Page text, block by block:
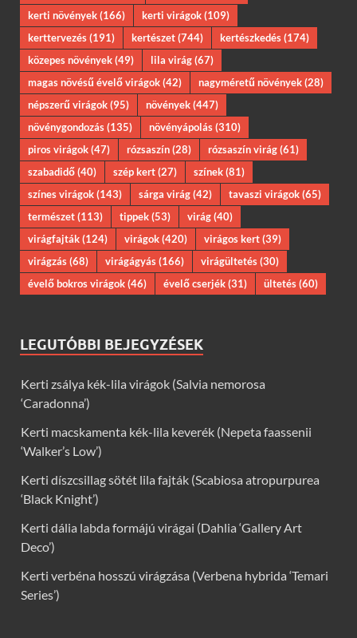
kerti növények(166) kerti virágok(109)
kerttervezés(191) kertészet(744) kertészkedés(174)
közepes növények(49) lila virág(67)
magas növésű évelő virágok(42) nagyméretű növények(28)
népszerű virágok(95) növények(447)
növénygondozás(135) növényápolás(310)
piros virágok(47) rózsaszín(28) rózsaszín virág(61)
szabadidő(40) szép kert(27) színek(81)
színes virágok(143) sárga virág(42) tavaszi virágok(65)
természet(113) tippek(53) virág(40)
virágfajták(124) virágok(420) virágos kert(39)
virágzás(68) virágágyás(166) virágültetés(30)
évelő bokros virágok(46) évelő cserjék(31) ültetés(60)
LEGUTÓBBI BEJEGYZÉSEK
Kerti zsálya kék-lila virágok (Salvia nemorosa
‘Caradonna’)
Kerti macskamenta kék-lila keverék (Nepeta faassenii
‘Walker’s Low’)
Kerti díszcsillag sötét lila fajták (Scabiosa atropurpurea
‘Black Knight’)
Kerti dália labda formájú virágai (Dahlia ‘Gallery Art
Deco’)
Kerti verbéna hosszú virágzása (Verbena hybrida ‘Temari
Series’)